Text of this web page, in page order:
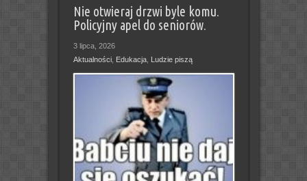
Nie otwieraj drzwi byle komu.
Policyjny apel do seniorów.
3 lipca, 2026
Aktualności, Edukacja, Ludzie piszą